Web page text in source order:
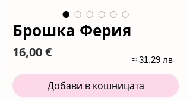
Брошка Ферия
16,00 €Цена
Добави в кошницата
≈ 31.29 лв